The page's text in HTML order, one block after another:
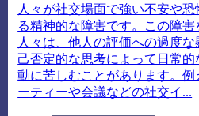
人々が社交場面で強い不安や恐
る精神的な障害です。この障害
人々は、他人の評価への過度な
己否定的な思考によって日常的
動に苦しむことがあります。例
ーティーや会議などの社交イ...